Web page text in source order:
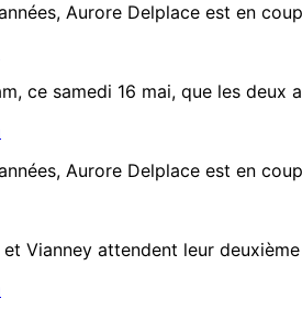
Aurore Delplace est en
ce samedi 16 mai, que les
Aurore Delplace est en
Vianney attendent leur